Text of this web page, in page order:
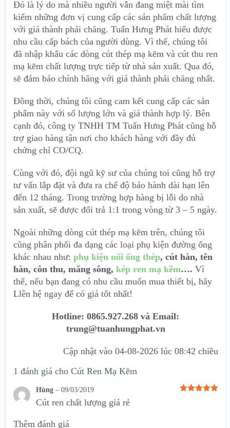
Đó là lý do mà nhiều người vẫn đang miệt mài tìm
kiếm những đơn vị cung cấp các sản phẩm chất lượng
với giá thành phải chăng. Tuấn Hưng Phát hiểu được
nhu cầu cấp bách của người dùng. Vì thế, chúng tôi
đã nhập khẩu các dòng cút thép mạ kẽm và cút thu ren
mạ kẽm chất lượng trực tiếp từ nhà sản xuất. Qua đó,
sẽ đảm bảo chính hãng với giá thành phải chăng nhất.
Đồng thời, chúng tôi cũng cam kết cung cấp các sản
phẩm này với số lượng lớn và giá thành hợp lý. Bên
cạnh đó, công ty TNHH TM Tuấn Hưng Phát cũng hỗ
trợ giao hàng tận nơi cho khách hàng với đầy đủ
chứng chỉ CO/CQ.
Cùng với đó, đội ngũ kỹ sư của chúng toi cũng hỗ trợ
tư vấn lắp đặt và đưa ra chế độ bảo hành dài hạn lên
đến 12 tháng. Trong trường hợp hàng bị lỗi do nhà
sản xuất, sẽ được đổi trả 1:1 trong vòng từ 3 – 5 ngày.
Ngoài những dòng cút thép mạ kẽm trên, chúng tôi
cũng phân phối đa dạng các loại phụ kiện đường ống
khác nhau như: phụ kiện nối ống thép, cút hàn, tên
hàn, côn thu, măng sông, kép ren mạ kẽm…. Vì
thế, nếu bạn đang có nhu cầu muốn mua thiết bị, hãy
Llên hệ ngay để có giá tốt nhất!
Hotline: 0865.927.268 và Email:
trung@tuanhungphat.vn
Cập nhật vào 04-08-2026 lúc 08:42 chiều
1 đánh giá cho Cút Ren Mạ Kẽm
Hùng – 09/03/2019
Cút ren chất lượng giá rẻ
Thêm đánh giá